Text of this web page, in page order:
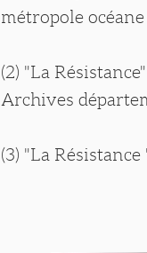
métropole océane
(2) "La
Archives
(3) "La